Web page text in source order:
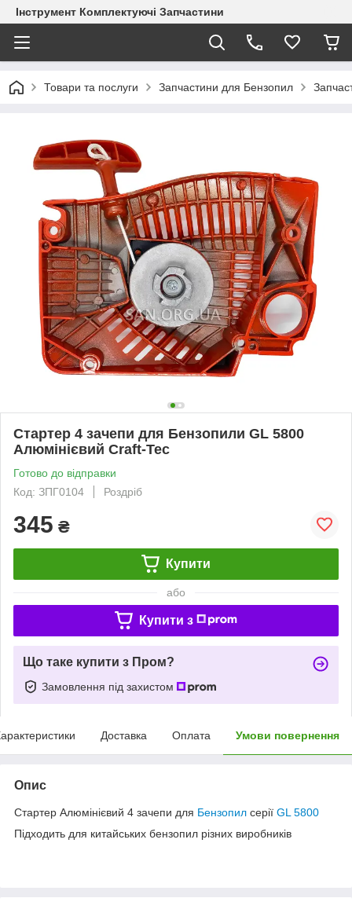
Інструмент Комплектуючі Запчастини
Товари та послуги Запчастини для Бензопил
Стартер 4 зачепи для Бензопили GL 5800
Алюмінієвий Craft-Tec
Готово до відправки
Код: ЗПГ0104
Роздріб
345 ₴
Купити
або
Купити з
Що таке купити з Пром?
Замовлення під захистом
Доставка Оплата Умови повернення
Опис
Стартер Алюмінієвий 4 зачепи для Бензопил серії GL 5800
Підходить для китайських бензопил різних виробників